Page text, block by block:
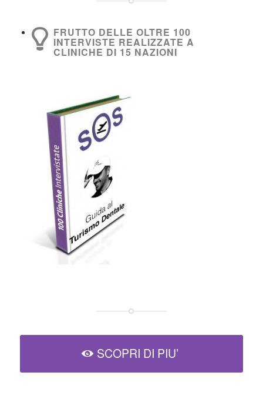
FRUTTO DELLE OLTRE 100
INTERVISTE REALIZZATE A
CLINICHE DI 15 NAZIONI
SCOPRI DI PIU’